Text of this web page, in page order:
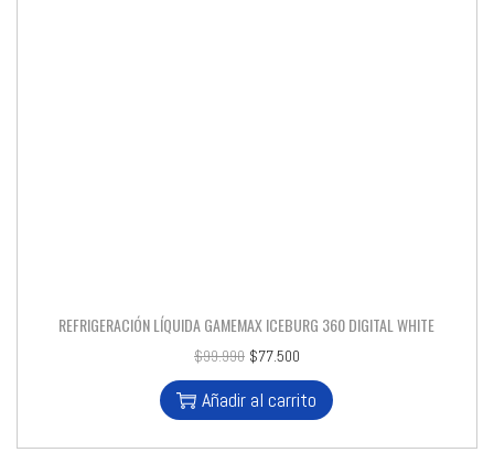
REFRIGERACIÓN LÍQUIDA GAMEMAX ICEBURG 360 DIGITAL WHITE
$99.990 $77.500
Añadir al carrito